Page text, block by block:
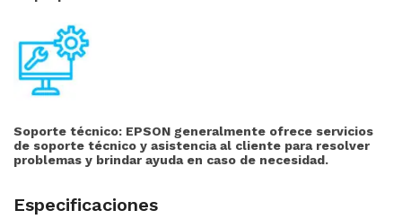
Soporte técnico: EPSON generalmente ofrece servicios
de soporte técnico y asistencia al cliente para resolver
problemas y brindar ayuda en caso de necesidad.
Especificaciones